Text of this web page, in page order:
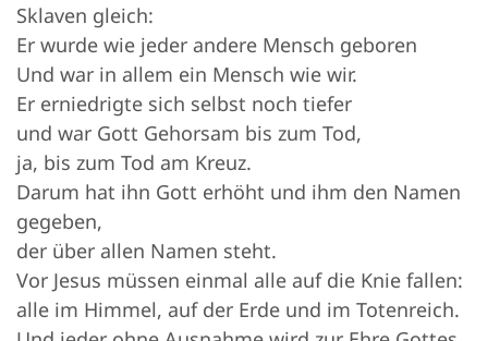
Sklaven gleich:
Er wurde wie jeder andere Mensch geboren
Und war in allem ein Mensch wie wir.
Er erniedrigte sich selbst noch tiefer
und war Gott Gehorsam bis zum Tod,
ja, bis zum Tod am Kreuz.
Darum hat ihn Gott erhöht und ihm den Namen
gegeben,
der über allen Namen steht.
Vor Jesus müssen einmal alle auf die Knie fallen:
alle im Himmel, auf der Erde und im Totenreich.